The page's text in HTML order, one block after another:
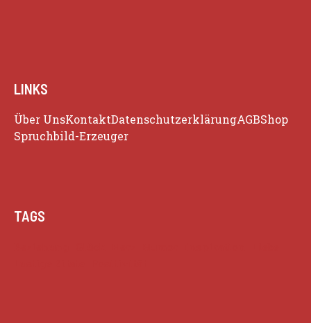
LINKS
Über UnsKontaktDatenschutzerklärungAGBShop
Spruchbild-Erzeuger
TAGS